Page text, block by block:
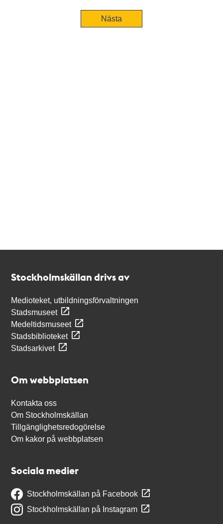
Nästa
Stockholmskällan drivs av
Medioteket, utbildningsförvaltningen
Stadsmuseet
Medeltidsmuseet
Stadsbiblioteket
Stadsarkivet
Om webbplatsen
Kontakta oss
Om Stockholmskällan
Tillgänglighetsredogörelse
Om kakor på webbplatsen
Sociala medier
Stockholmskällan på Facebook
Stockholmskällan på Instagram